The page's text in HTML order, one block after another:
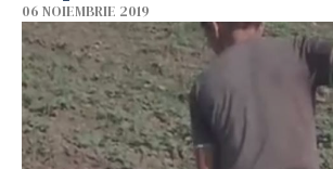
06 NOIEMBRIE 2019